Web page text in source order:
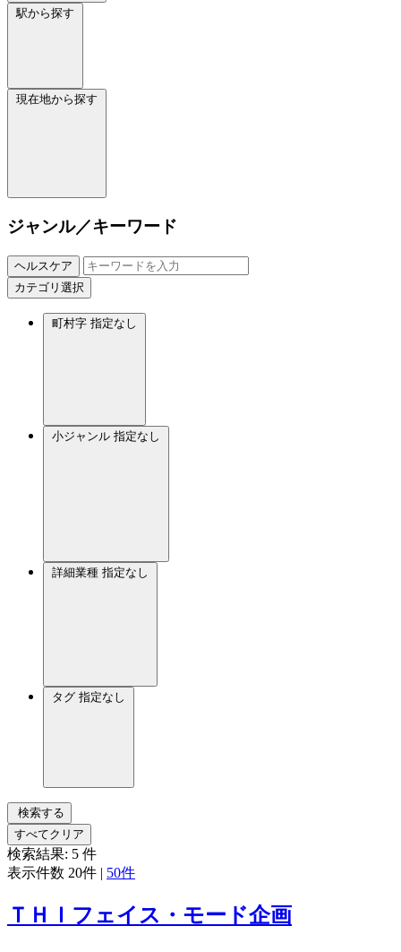
駅から探す
現在地から探す
ジャンル／キーワード
ヘルスケア
カテゴリ選択
町村字 指定なし
小ジャンル 指定なし
詳細業種 指定なし
タグ 指定なし
検索する
すべてクリア
検索結果: 5 件
表示件数 20件 | 50件
ＴＨＩフェイス・モード企画